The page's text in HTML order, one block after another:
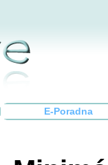
E-Poradna